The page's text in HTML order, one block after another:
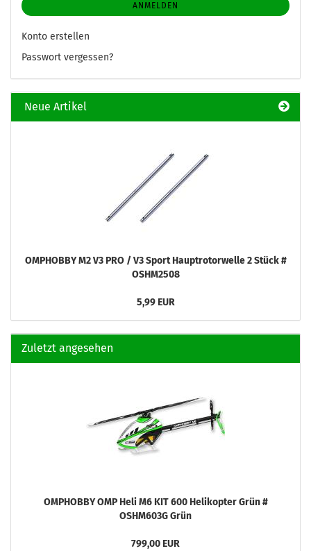
ANMELDEN
Konto erstellen
Passwort vergessen?
Neue Artikel
OMPHOBBY M2 V3 PRO / V3 Sport Hauptrotorwelle 2 Stück #
OSHM2508
5,99 EUR
Zuletzt angesehen
OMPHOBBY OMP Heli M6 KIT 600 Helikopter Grün #
OSHM603G Grün
799,00 EUR